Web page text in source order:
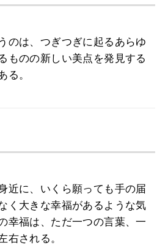
のは、つぎつぎに起るあらゆ
ものの新しい美点を発見する
る。
近に、いくら願っても手の届
く大きな幸福があるような気
幸福は、ただ一つの言葉、一
右される。